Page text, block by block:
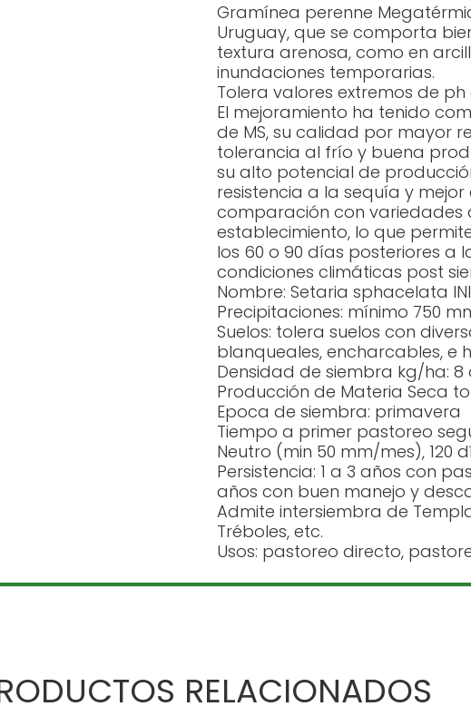
Gramínea perenne
Uruguay, que se comporta
textura arenosa, como en
inundaciones temporarias.
Tolera valores extremos de ph
El mejoramiento ha tenido
de MS, su calidad por mayor
tolerancia al frío y buena
su alto potencial de
resistencia a la sequía y
comparación con variedades
establecimiento, lo que
los 60 o 90 días posteriores a
condiciones climáticas post
Nombre: Setaria sphacelata
Precipitaciones: mínimo 750
Suelos: tolera suelos con
blanqueales, encharcables, e
Densidad de siembra kg/ha: 8
Producción de Materia Seca
Epoca de siembra: primavera
Tiempo a primer pastoreo
Neutro (min 50 mm/mes), 120
Persistencia: 1 a 3 años con
años con buen manejo y
Admite intersiembra de
Tréboles, etc.
Usos: pastoreo directo,
RELACIONADOS